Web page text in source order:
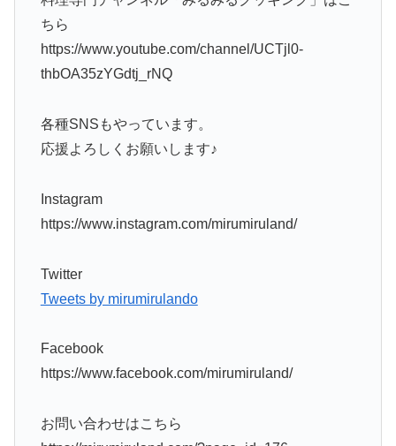
ちら
https://www.youtube.com/channel/UCTjl0-
thbOA35zYGdtj_rNQ
各種SNSもやっています。
応援よろしくお願いします♪
Instagram
https://www.instagram.com/mirumiruland/
Twitter
Tweets by mirumirulando
Facebook
https://www.facebook.com/mirumiruland/
お問い合わせはこちら